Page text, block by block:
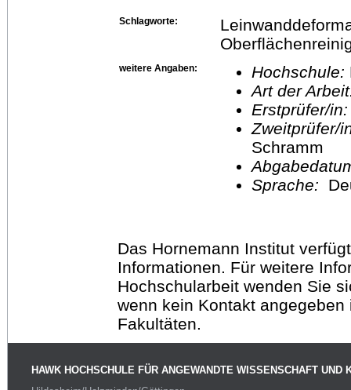
Schlagworte:
weitere Angaben: Hochschule:
Art der
Erstprüfer/
Schramm
Sprache:
Das Hornemann Institut
Informationen. Für weitere
Hochschularbeit wenden Sie
wenn kein Kontakt
Fakultäten.
HAWK HOCHSCHULE FÜR ANGEWANDTE WISSENSCHAFT UND